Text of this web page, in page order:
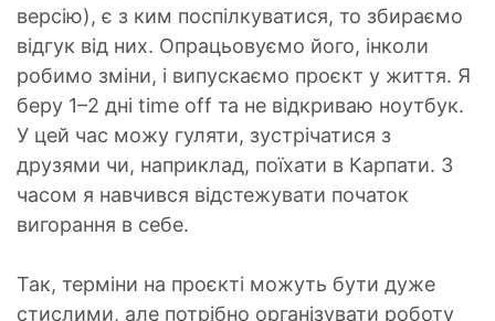
версію), є з ким поспілкуватися, то збираємо
відгук від них. Опрацьовуємо його, інколи
робимо зміни, і випускаємо проєкт у життя. Я
беру 1–2 дні time off та не відкриваю ноутбук.
У цей час можу гуляти, зустрічатися з
друзями чи, наприклад, поїхати в Карпати. З
часом я навчився відстежувати початок
вигорання в себе.
Так, терміни на проєкті можуть бути дуже
стислими, але потрібно організувати роботу